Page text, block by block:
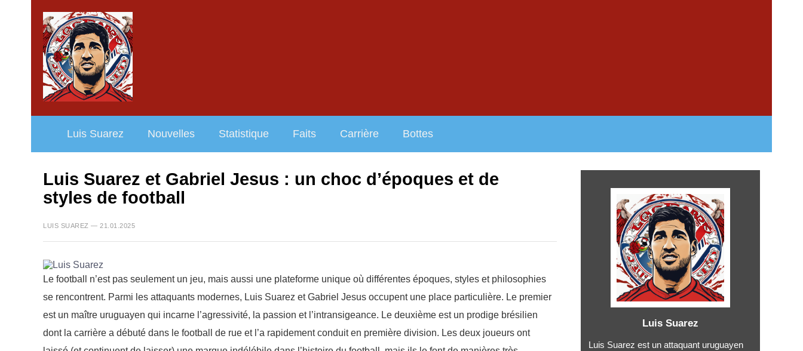
Luis Suarez Nouvelles Statistique Faits Carrière Bottes
Luis Suarez et Gabriel Jesus : un choc d’époques et de
styles de football
LUIS SUAREZ — 21.01.2025
Le football n’est pas seulement un jeu, mais aussi une plateforme unique où différentes époques, styles et philosophies
se rencontrent. Parmi les attaquants modernes, Luis Suarez et Gabriel Jesus occupent une place particulière. Le premier
est un maître uruguayen qui incarne l’agressivité, la passion et l’intransigeance. Le deuxième est un prodige brésilien
dont la carrière a débuté dans le football de rue et l’a rapidement conduit en première division. Les deux joueurs ont
Luis Suarez
Luis Suarez est un attaquant uruguayen